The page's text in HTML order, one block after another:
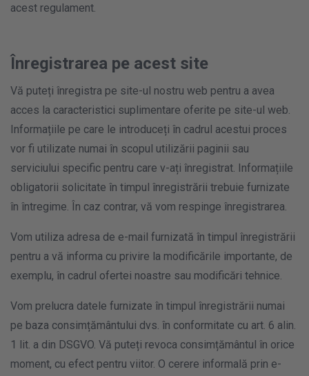
acest regulament.
Înregistrarea pe acest site
Vă puteți înregistra pe site-ul nostru web pentru a avea
acces la caracteristici suplimentare oferite pe site-ul web.
Informațiile pe care le introduceți în cadrul acestui proces
vor fi utilizate numai în scopul utilizării paginii sau
serviciului specific pentru care v-ați înregistrat. Informațiile
obligatorii solicitate în timpul înregistrării trebuie furnizate
în întregime. În caz contrar, vă vom respinge înregistrarea.
Vom utiliza adresa de e-mail furnizată în timpul înregistrării
pentru a vă informa cu privire la modificările importante, de
exemplu, în cadrul ofertei noastre sau modificări tehnice.
Vom prelucra datele furnizate în timpul înregistrării numai
pe baza consimțământului dvs. în conformitate cu art. 6 alin.
1 lit. a din DSGVO. Vă puteți revoca consimțământul în orice
moment, cu efect pentru viitor. O cerere informală prin e-